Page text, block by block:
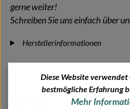
gerne weiter!
Schreiben Sie uns einfach über
Herstellerinformationen
Diese Website verwendet
bestmögliche Erfahrung
Mehr